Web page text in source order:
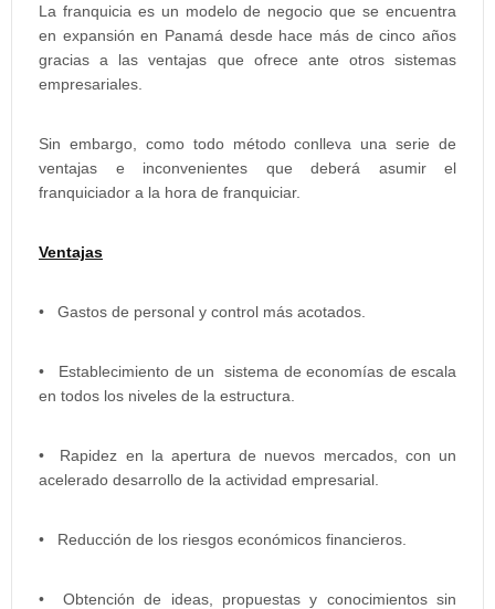
La franquicia es un modelo de negocio que se encuentra
en expansión en Panamá desde hace más de cinco años
gracias a las ventajas que ofrece ante otros sistemas
empresariales.
Sin embargo, como todo método conlleva una serie de
ventajas e inconvenientes que deberá asumir el
franquiciador a la hora de franquiciar.
Ventajas
• Gastos de personal y control más acotados.
• Establecimiento de un sistema de economías de escala
en todos los niveles de la estructura.
• Rapidez en la apertura de nuevos mercados, con un
acelerado desarrollo de la actividad empresarial.
• Reducción de los riesgos económicos financieros.
• Obtención de ideas, propuestas y conocimientos sin